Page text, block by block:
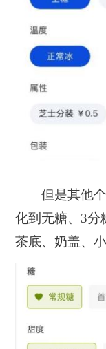
但是其他个
化到无糖、3分
茶底、奶盖、